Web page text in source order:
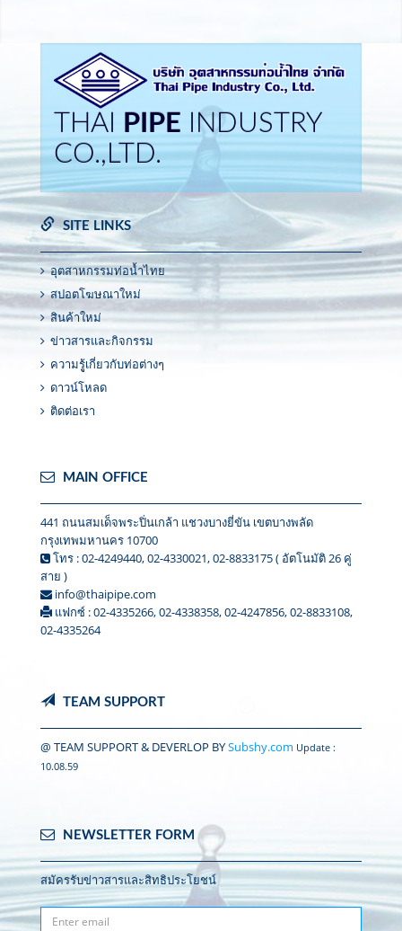
THAI PIPE
INDUSTRY
CO.,LTD.
SITE LINKS
อุตสาหกรรมท่อน้ำไทย
สปอตโฆษณาใหม่
สินค้าใหม่
ข่าวสารและกิจกรรม
ความรูู้เกี่ยวกับท่อต่างๆ
ดาวน์โหลด
ติดต่อเรา
MAIN OFFICE
441 ถนนสมเด็จพระปิ่นเกล้า แชวงบางยี่ขัน เขตบางพลัด
กรุงเทพมหานคร 10700
โทร : 02-4249440, 02-4330021, 02-8833175 ( อัตโนมัติ 26 คู่
สาย )
info@thaipipe.com
แฟกซ์ : 02-4335266, 02-4338358, 02-4247856, 02-8833108,
02-4335264
TEAM SUPPORT
@ TEAM SUPPORT & DEVERLOP BYSubshy.com Update :
10.08.59
NEWSLETTER FORM
สมัครรับข่าวสารและสิทธิประโยชน์